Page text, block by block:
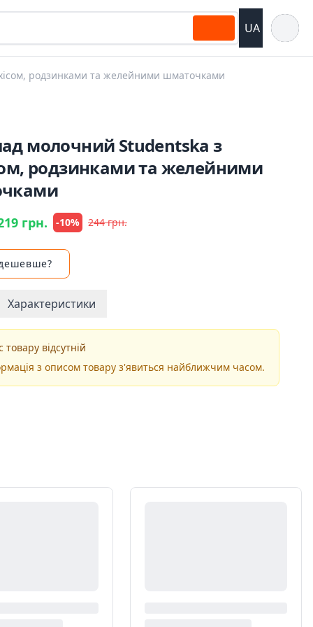
UA
родзинками та желейними шматочками
молочний Studentska з
родзинками та желейними
грн. -10% 244 грн.
Характеристики
товару відсутній
з описом товару з'явиться найближчим часом.